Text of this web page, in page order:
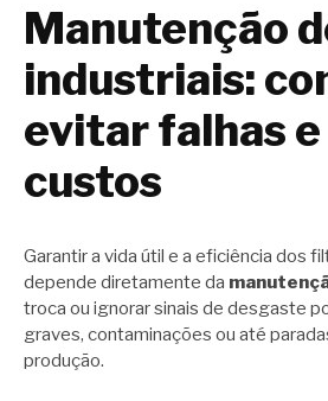
Manutenção
industriais:
evitar falhas
custos
Garantir a vida útil e a eficiência dos
depende diretamente da
troca ou ignorar sinais de desgaste
graves, contaminações ou até
produção.